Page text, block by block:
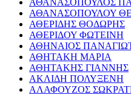
ΑΘΑΝΑΣΟΠΟΥΛΟΣ
ΑΘΑΝΑΣΟΠΟΥΛΟΥ
ΑΘΕΡΙΔΗΣ ΘΟΔΩΡΗΣ
ΑΘΕΡΙΔΟΥ ΦΩΤΕΙΝΗ
ΑΘΗΝΑΙΟΣ
ΑΘΗΤΑΚΗ ΜΑΡΙΑ
ΑΘΗΤΑΚΗΣ ΓΙΑΝΝΗΣ
ΑΚΛΙΔΗ ΠΟΛΥΞΕΝΗ
ΑΛΑΦΟΥΖΟΣ